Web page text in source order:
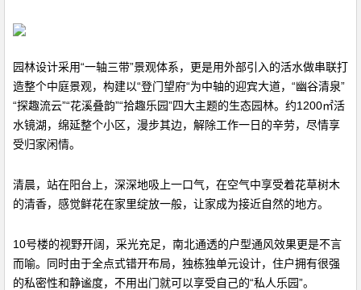
园林设计采用“一轴三带”景观体系，更是用外部引入的活水做串联打
造整个中庭景观，构建以“登门望府“为中轴的迎宾大道，“幽谷清泉”
“探趣流云”“花溪叠韵”“拾趣乐园”四大主题的生态园林。约1200㎡活
水镜湖，绵延整个小区，漫步其边，解除工作一日的辛劳，尽情享
受归家闲情。
清晨，站在阳台上，深深地吸上一口气，在空气中享受着花草树木
的清香，感觉鲜花在家里绽放一般，让家成为接近自然的地方。
10号楼的视野开阔，采光充足，南北通透的户型通风效果更是不言
而喻。同时由于全点式错开布局，独栋独单元设计，住户拥有很强
的私密性和静谧度，不用出门就可以享受自己的“私人乐园”。